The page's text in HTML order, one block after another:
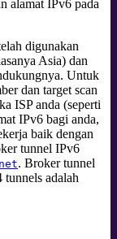
alamat IPv6 pada
digunakan
Asia) dan
Untuk
dan target scan
ISP anda (seperti
IPv6 bagi anda,
baik dengan
tunnel IPv6
. Broker tunnel
tunnels adalah